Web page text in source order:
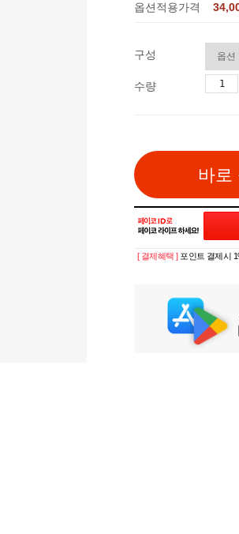
옵션적용가격
구성
수량
바로
[ 결제혜택 ] 포인트 결제시